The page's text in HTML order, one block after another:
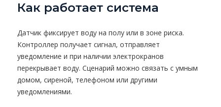
Как работает система
Датчик фиксирует воду на полу или в зоне риска.
Контроллер получает сигнал, отправляет
уведомление и при наличии электрокранов
перекрывает воду. Сценарий можно связать с умным
домом, сиреной, телефоном или другими
уведомлениями.